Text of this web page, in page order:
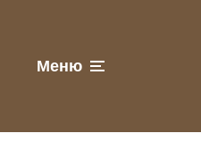
Меню